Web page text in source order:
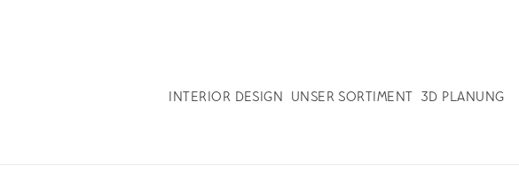
INTERIOR DESIGN UNSER SORTIMENT 3D PLANUNG